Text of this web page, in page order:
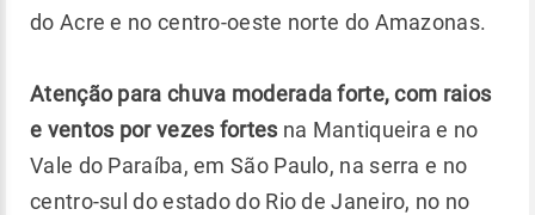
do Acre e no centro-oeste norte do Amazonas.
Atenção para chuva moderada forte, com raios
e ventos por vezes fortes na Mantiqueira e no
Vale do Paraíba, em São Paulo, na serra e no
centro-sul do estado do Rio de Janeiro, no no